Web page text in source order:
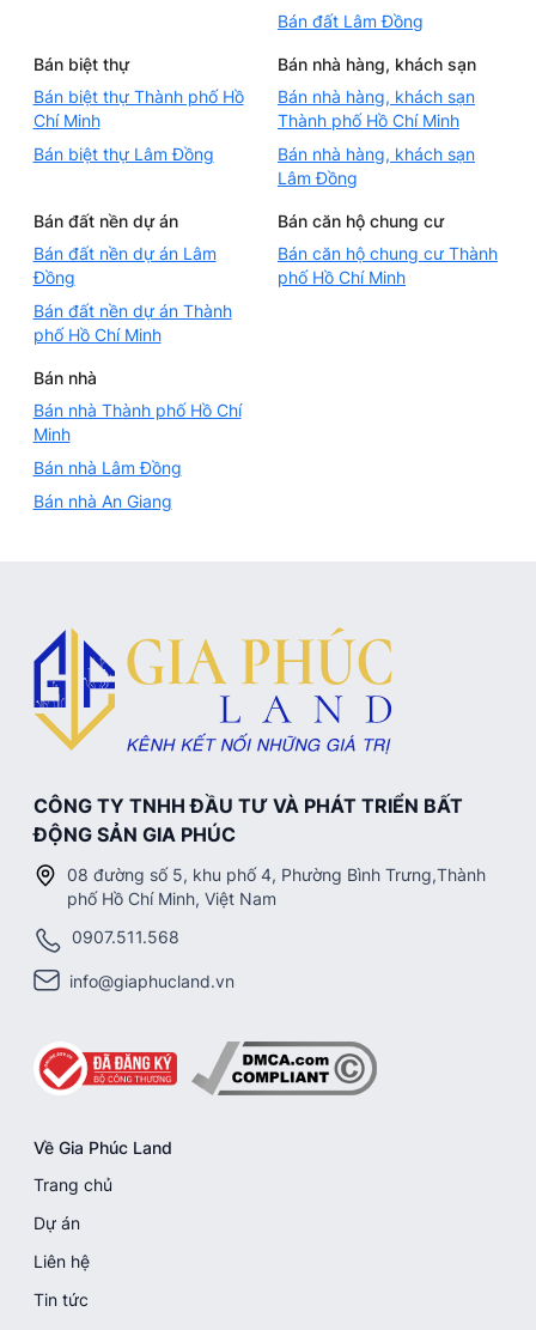
Bán đất Lâm Đồng
Bán biệt thự
Bán biệt thự Thành phố Hồ
Chí Minh
Bán biệt thự Lâm Đồng
Bán nhà hàng, khách sạn
Bán nhà hàng, khách sạn
Thành phố Hồ Chí Minh
Bán nhà hàng, khách sạn
Lâm Đồng
Bán đất nền dự án
Bán đất nền dự án Lâm
Đồng
Bán đất nền dự án Thành
phố Hồ Chí Minh
Bán căn hộ chung cư
Bán căn hộ chung cư Thành
phố Hồ Chí Minh
Bán nhà
Bán nhà Thành phố Hồ Chí
Minh
Bán nhà Lâm Đồng
Bán nhà An Giang
CÔNG TY TNHH ĐẦU TƯ VÀ PHÁT TRIỂN BẤT
ĐỘNG SẢN GIA PHÚC
08 đường số 5, khu phố 4, Phường Bình Trưng,Thành
phố Hồ Chí Minh, Việt Nam
0907.511.568
info@giaphucland.vn
Về Gia Phúc Land
Trang chủ
Dự án
Liên hệ
Tin tức